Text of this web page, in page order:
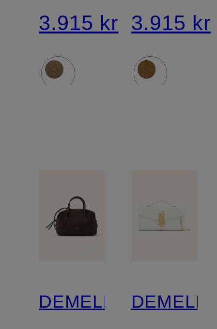
VANCOUVER
3.915 kr
SIENA
3.915 kr
DEMELLIER